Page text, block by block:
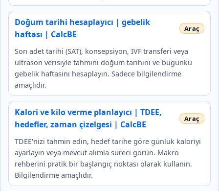
Doğum tarihi hesaplayıcı | gebelik
haftası | CalcBE
Son adet tarihi (SAT), konsepsiyon, IVF transferi veya
ultrason verisiyle tahmini doğum tarihini ve bugünkü
gebelik haftasını hesaplayın. Sadece bilgilendirme
amaçlıdır.
Kalori ve kilo verme planlayıcı | TDEE,
hedefler, zaman çizelgesi | CalcBE
TDEE'nizi tahmin edin, hedef tarihe göre günlük kaloriyi
ayarlayın veya mevcut alımla süreci görün. Makro
rehberini pratik bir başlangıç noktası olarak kullanın.
Bilgilendirme amaçlıdır.